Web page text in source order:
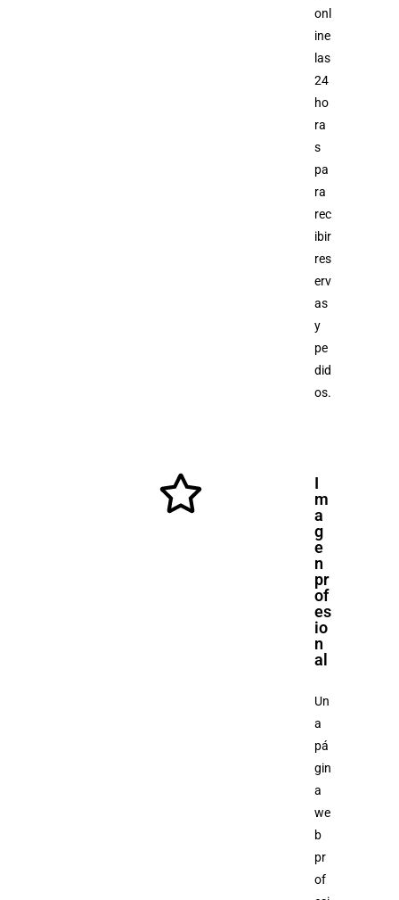
onl
ine
las
24
ho
ra
s
pa
ra
rec
ibir
res
erv
as
y
pe
did
os.
I
m
a
g
e
n
pr
of
es
io
n
al
Un
a
pá
gin
a
we
b
pr
of